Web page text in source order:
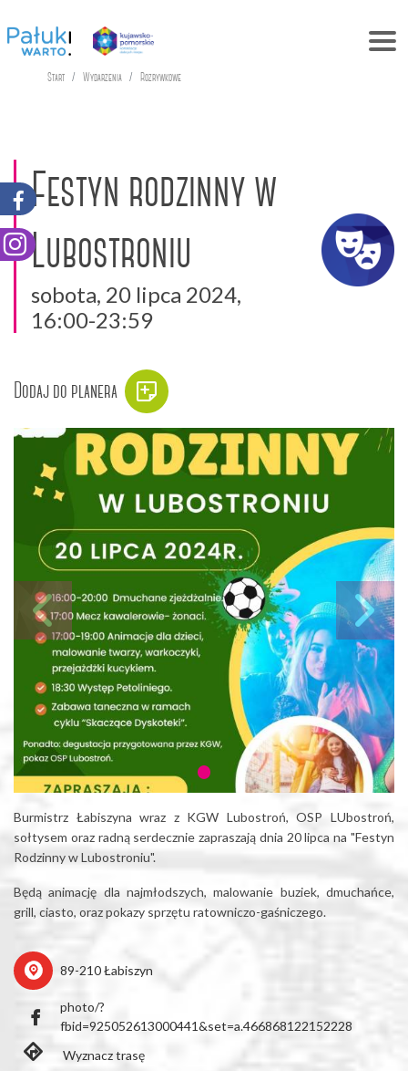
Start Wydarzenia Rozrywkowe
Festyn rodzinny w
Lubostroniu
sobota, 20 lipca 2024,
16:00-23:59
Dodaj do planera
Burmistrz Łabiszyna wraz z KGW Lubostroń, OSP LUbostroń,
sołtysem oraz radną serdecznie zapraszają dnia 20 lipca na "Festyn
Rodzinny w Lubostroniu".
Będą animację dla najmłodszych, malowanie buziek, dmuchańce,
grill, ciasto, oraz pokazy sprzętu ratowniczo-gaśniczego.
89-210 Łabiszyn
photo/?
fbid=925052613000441&set=a.466868122152228
Wyznacz trasę